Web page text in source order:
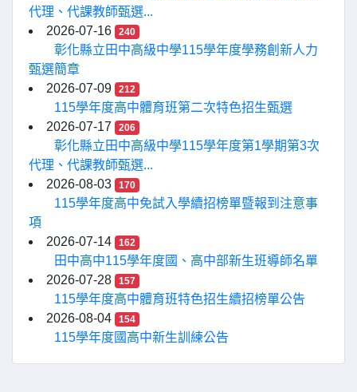
代理、代課教師甄選...
2026-07-16
240
彰化縣立田中高級中學115學年度學務創新人力
甄選簡章
2026-07-09
212
115學年度高中體育班第二次特色招生甄選
2026-07-17
206
彰化縣立田中高級中學115學年度第1學期第3次
代理、代課教師甄選...
2026-08-03
170
115學年度高中免試入學續招榜單暨報到注意事
項
2026-07-14
162
田中高中115學年度國、高中部新生班導師名單
2026-07-28
157
115學年度高中體育班特色招生續招榜單公告
2026-08-04
154
115學年度國高中新生訓練公告